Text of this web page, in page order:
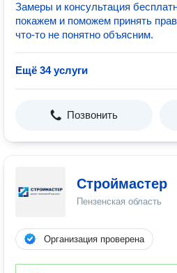
Замеры и консультация
покажем и поможем принять
что-то не понятно объясним.
Ещё 34 услуги
Позвонить
Строймастер
Пензенская область
Организация проверена